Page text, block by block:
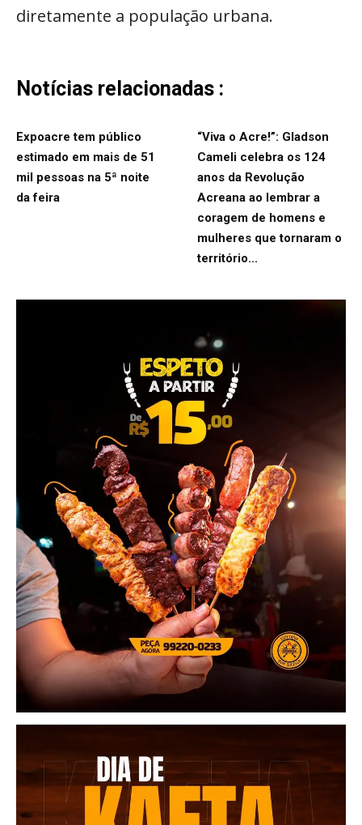
diretamente a população urbana.
Notícias relacionadas :
Expoacre tem público
estimado em mais de 51
mil pessoas na 5ª noite
da feira
“Viva o Acre!”: Gladson
Cameli celebra os 124
anos da Revolução
Acreana ao lembrar a
coragem de homens e
mulheres que tornaram o
território...